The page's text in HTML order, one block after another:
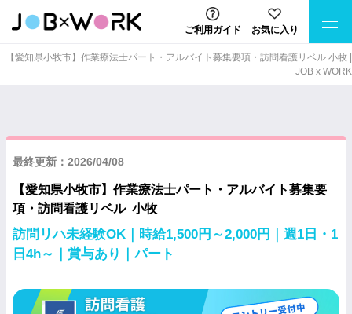
ご利用ガイド お気に入り
【愛知県小牧市】作業療法士パート・アルバイト募集要項・訪問看護リベル 小牧 |
JOB x WORK
最終更新：2026/04/08
【愛知県小牧市】作業療法士パート・アルバイト募集要
項・訪問看護リベル 小牧
訪問リハ未経験OK｜時給1,500円～2,000円｜週1日・1
日4h～｜賞与あり｜パート